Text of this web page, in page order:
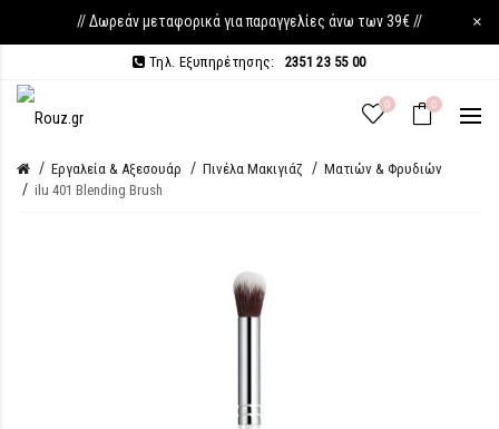
// Δωρεάν μεταφορικά για παραγγελίες άνω των 39€ // ×
Τηλ. Εξυπηρέτησης: 2351 23 55 00
0 0
Εργαλεία & Αξεσουάρ Πινέλα Μακιγιάζ
Ματιών & Φρυδιών
ilu 401 Blending Brush